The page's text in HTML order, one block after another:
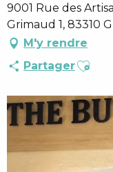
9001 Rue des
Grimaud 1, 83310
M'y rendre
Partager